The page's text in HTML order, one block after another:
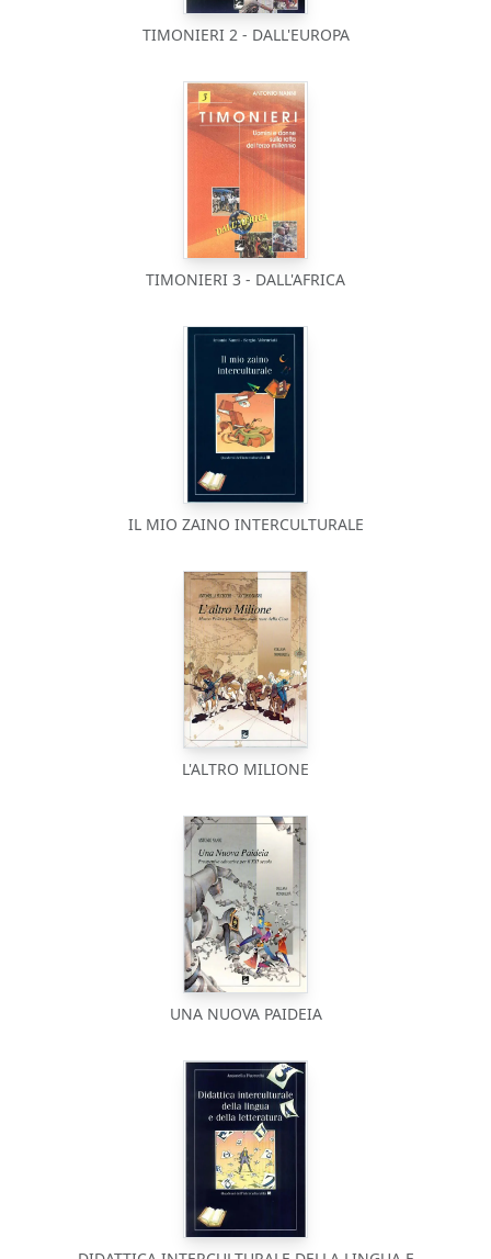
TIMONIERI 2 - DALL'EUROPA
TIMONIERI 3 - DALL'AFRICA
IL MIO ZAINO INTERCULTURALE
L'ALTRO MILIONE
UNA NUOVA PAIDEIA